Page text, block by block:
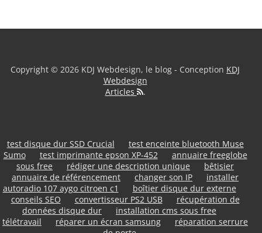
Copyright © 2026 KDJ Webdesign, le blog - Conception KDJ
Webdesign
Articles
.
test disque dur SSD Crucial
test enceinte bluetooth Muse
Sumo
test imprimante epson XP-452
annuaire freeglobe
sous free
rédiger une description unique
bêtisier
annuaire de référencement
changer son IP
installer
autoradio 107 aygo citroen c1
boîtier disque dur externe
conseils SEO
convertisseur PS2 USB
récupération de
données disque dur
installation cms sous free
télétravail
réparer un écran samsung
réparation serrure